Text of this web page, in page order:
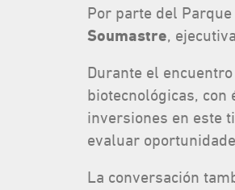
Por parte del
Soumastre,
Durante el
biotecnológicas,
inversiones en este
evaluar
La conversación